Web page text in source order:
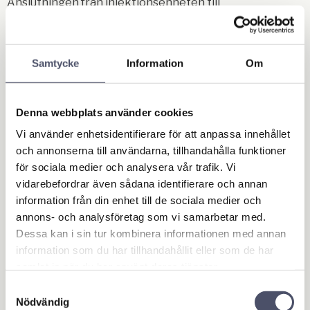
Samtycke Information Om
Denna webbplats använder cookies
Vi använder enhetsidentifierare för att anpassa innehållet
och annonserna till användarna, tillhandahålla funktioner
för sociala medier och analysera vår trafik. Vi
vidarebefordrar även sådana identifierare och annan
information från din enhet till de sociala medier och
annons- och analysföretag som vi samarbetar med.
Dessa kan i sin tur kombinera informationen med annan
information som du har tillhandahållit eller som de har
Nödvändig
högtrycksskumlansen görs med valfri högtrycksslang
Skumsprutanordningen används för skölj och
uppnås eftersom skumlansen
har rengöringsmedel direkt tillgängligt utan att man
behöver ändra inställningar på
enheten eller att man behöver ytterligare annan
utrustning.
Det är möjligt att förenkla hanteringen och öka
effektiviteten ytterligare genom att använda två